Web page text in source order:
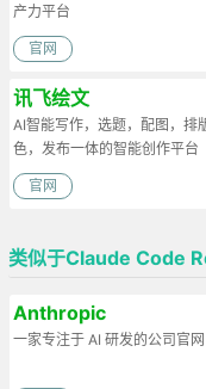
产力平台
官网
讯飞绘文
AI智能写作，选题，配图，排
色，发布一体的智能创作平台
官网
类似于Claude Code
Anthropic
一家专注于 AI 研发的公司官网